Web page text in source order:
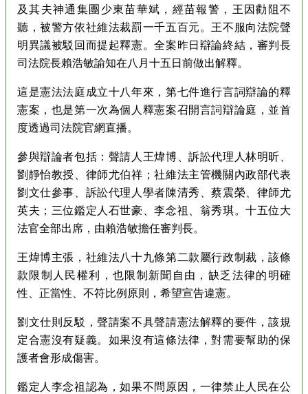
及其夫神通集團少東苗華斌，經苗報警，王因勸阻不
聽，被警方依社維法裁罰一千五百元。王不服向法院聲
明異議被駁回而提起釋憲。全案昨日辯論終結，審判長
司法院長賴浩敏諭知在八月十五日前做出解釋。
這是憲法法庭成立十八年來，第七件進行言詞辯論的釋
憲案，也是第一次為個人釋憲案召開言詞辯論庭，並首
度透過司法院官網直播。
參與辯論者包括：聲請人王煒博、訴訟代理人林明昕、
劉靜怡教授、律師尤伯祥；社維法主管機關內政部代表
劉文仕參事、訴訟代理人學者陳清秀、蔡震榮、律師尤
英夫；三位鑑定人石世豪、李念祖、翁秀琪。十五位大
法官全部出席，由賴浩敏擔任審判長。
王煒博主張，社維法八十九條第二款屬行政制裁，該條
款限制人民權利，也限制新聞自由，缺乏法律的明確
性、正當性、不符比例原則，希望宣告違憲。
劉文仕則反駁，聲請案不具聲請憲法解釋的要件，該規
定合憲沒有疑義。如果沒有這條法律，對需要幫助的保
護者會形成傷害。
鑑定人李念祖認為，如果不問原因，一律禁止人民在公